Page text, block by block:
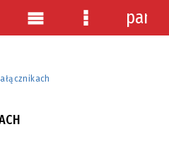
Menu Menu
panel